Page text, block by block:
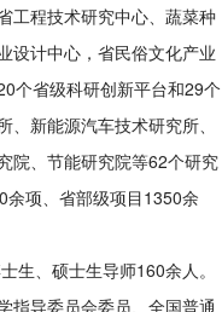
工程技术研究中心、蔬菜种
设计中心，省民俗文化产业
个省级科研创新平台和29个
新能源汽车技术研究所、
院、节能研究院等62个研究
项、省部级项目1350余
生、硕士生导师160余人。
指导委员会委员、全国普通